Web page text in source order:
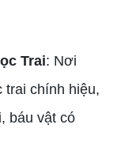
Trai: Nơi
trai chính hiệu,
báu vật có